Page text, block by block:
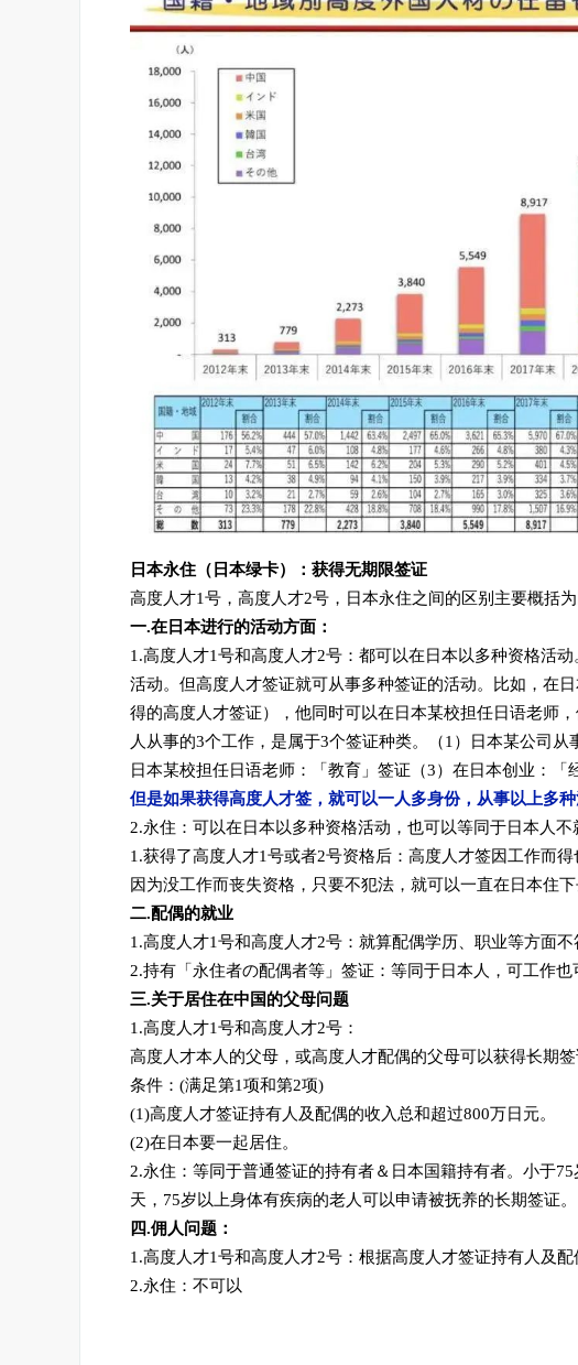
日本永住（日本绿卡）：获得无期限签证
高度人才1号，高度人才2号，日本永住之间的区别主要概括为
一.在日本进行的活动方面：
1.高度人才1号和高度人才2号：都可以在日本以多种资格活
活动。但高度人才签证就可从事多种签证的活动。比如，在
得的高度人才签证），他同时可以在日本某校担任日语老师
人从事的3个工作，是属于3个签证种类。（1）日本某公司
日本某校担任日语老师：「教育」签证（3）在日本创业：「
但是如果获得高度人才签，就可以一人多身份，从事以上多种
2.永住：可以在日本以多种资格活动，也可以等同于日本人不
1.获得了高度人才1号或者2号资格后：高度人才签因工作而得
因为没工作而丧失资格，只要不犯法，就可以一直在日本住下
二.配偶的就业
1.高度人才1号和高度人才2号：就算配偶学历、职业等方面不
2.持有「永住者の配偶者等」签证：等同于日本人，可工作也
三.关于居住在中国的父母问题
1.高度人才1号和高度人才2号：
高度人才本人的父母，或高度人才配偶的父母可以获得长期
条件：(满足第1项和第2项)
(1)高度人才签证持有人及配偶的收入总和超过800万日元。
(2)在日本要一起居住。
2.永住：等同于普通签证的持有者＆日本国籍持有者。小于
天，75岁以上身体有疾病的老人可以申请被抚养的长期签证。
四.佣人问题：
1.高度人才1号和高度人才2号：根据高度人才签证持有人及
2.永住：不可以